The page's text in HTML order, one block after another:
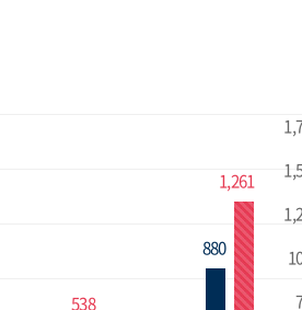
538
880
1,261